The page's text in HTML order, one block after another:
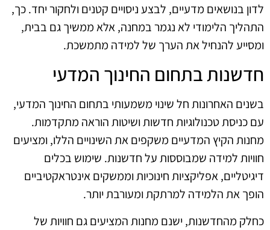
לדון בנושאים מדעיים, לבצע ניסויים קטנים ולחקור יחד. כך,
התהליך הלימודי לא נגמר במחנה, אלא ממשיך גם בבית,
ומסייע להנחיל את הערך של למידה מתמשכת.
חדשנות בתחום החינוך המדעי
בשנים האחרונות חל שינוי משמעותי בתחום החינוך המדעי,
עם כניסת טכנולוגיות חדשות ושיטות הוראה מתקדמות.
מחנות הקיץ המדעיים משקפים את השינויים הללו, ומציעים
חוויות למידה שמבוססות על חדשנות. שימוש בכלים
דיגיטליים, אפליקציות חינוכיות וממשקים אינטראקטיביים
הופך את הלמידה למרתקת ומעורבת יותר.
כחלק מהחדשנות, ישנם מחנות המציעים גם חוויות של